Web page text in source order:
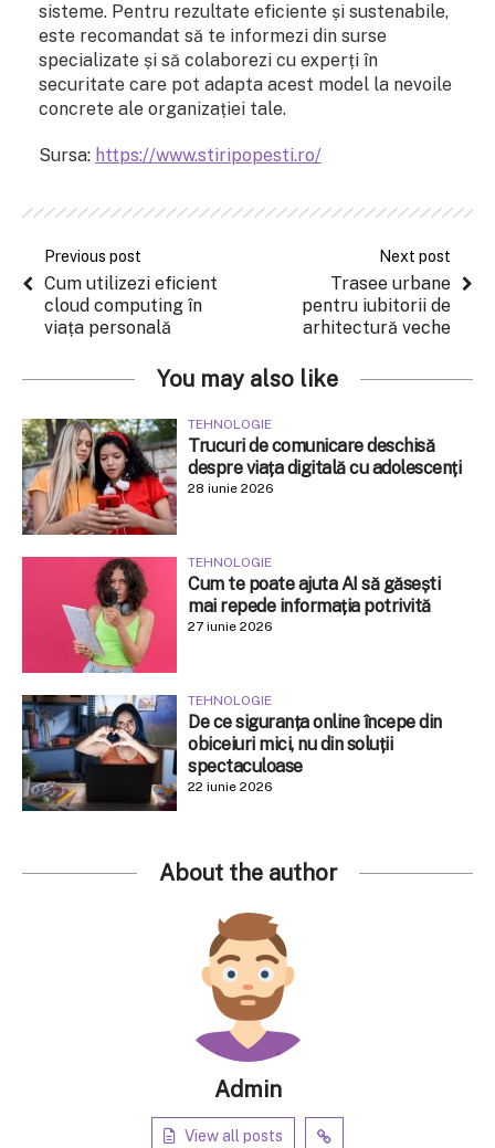
sisteme. Pentru rezultate eficiente și sustenabile,
este recomandat să te informezi din surse
specializate și să colaborezi cu experți în
securitate care pot adapta acest model la nevoile
concrete ale organizației tale.
Sursa: https://www.stiripopesti.ro/
Previous post
Cum utilizezi eficient
cloud computing în
viața personală
Next post
Trasee urbane
pentru iubitorii de
arhitectură veche
You may also like
TEHNOLOGIE
Trucuri de comunicare deschisă
despre viața digitală cu adolescenți
28 iunie 2026
TEHNOLOGIE
Cum te poate ajuta AI să găsești
mai repede informația potrivită
27 iunie 2026
TEHNOLOGIE
De ce siguranța online începe din
obiceiuri mici, nu din soluții
spectaculoase
22 iunie 2026
About the author
Admin
View all posts